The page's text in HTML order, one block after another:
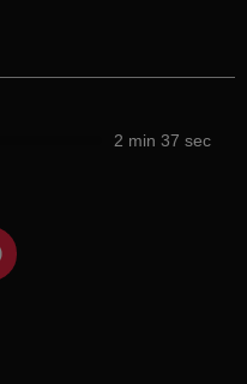
2 min 37 sec